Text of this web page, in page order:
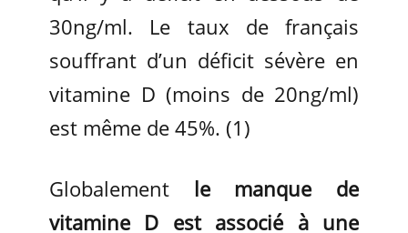
30ng/ml. Le taux de français
souffrant d’un déficit sévère en
vitamine D (moins de 20ng/ml)
est même de 45%. (1)
Globalement le manque de
vitamine D est associé à une